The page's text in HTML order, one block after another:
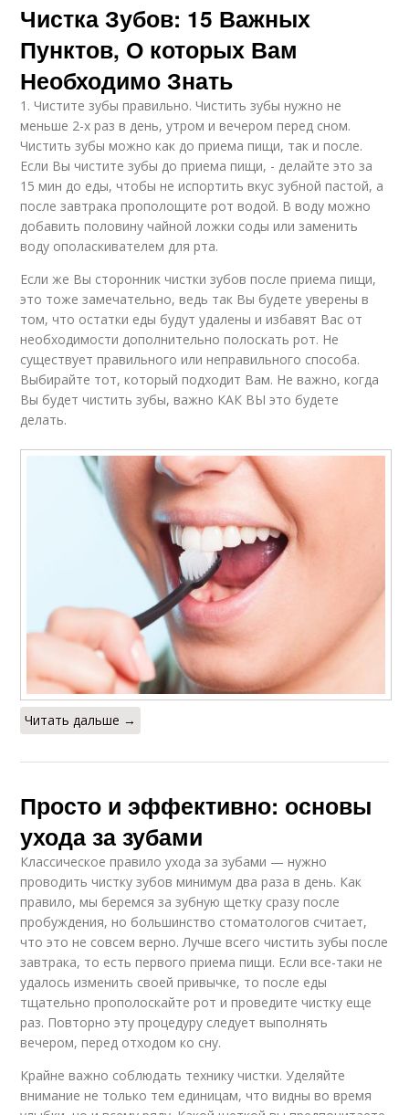
Чистка Зубов: 15 Важных
Пунктов, О которых Вам
Необходимо Знать
1. Чистите зубы правильно. Чистить зубы нужно не
меньше 2-х раз в день, утром и вечером перед сном.
Чистить зубы можно как до приема пищи, так и после.
Если Вы чистите зубы до приема пищи, - делайте это за
15 мин до еды, чтобы не испортить вкус зубной пастой, а
после завтрака прополощите рот водой. В воду можно
добавить половину чайной ложки соды или заменить
воду ополаскивателем для рта.
Если же Вы сторонник чистки зубов после приема пищи,
это тоже замечательно, ведь так Вы будете уверены в
том, что остатки еды будут удалены и избавят Вас от
необходимости дополнительно полоскать рот. Не
существует правильного или неправильного способа.
Выбирайте тот, который подходит Вам. Не важно, когда
Вы будет чистить зубы, важно КАК ВЫ это будете
делать.
Читать дальше →
Просто и эффективно: основы
ухода за зубами
Классическое правило ухода за зубами — нужно
проводить чистку зубов минимум два раза в день. Как
правило, мы беремся за зубную щетку сразу после
пробуждения, но большинство стоматологов считает,
что это не совсем верно. Лучше всего чистить зубы после
завтрака, то есть первого приема пищи. Если все-таки не
удалось изменить своей привычке, то после еды
тщательно прополоскайте рот и проведите чистку еще
раз. Повторно эту процедуру следует выполнять
вечером, перед отходом ко сну.
Крайне важно соблюдать технику чистки. Уделяйте
внимание не только тем единицам, что видны во время